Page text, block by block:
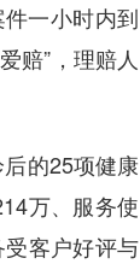
一小时内到
赔”，理赔人
的25项健康
万、服务使
客户好评与